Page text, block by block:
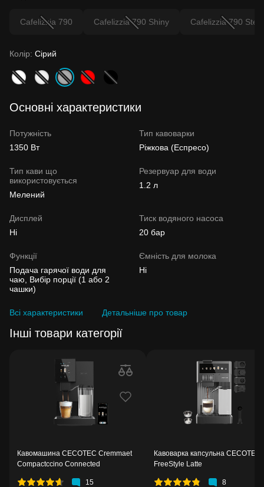
Cafelizzia 790 Cafelizzia 790 Shiny Cafelizzia 790 Steel
Колір: Сірий
Основні характеристики
Потужність
1350 Вт
Тип кавоварки
Ріжкова (Еспресо)
Тип кави що
використовується
Мелений
Резервуар для води
1.2 л
Дисплей
Ні
Тиск водяного насоса
20 бар
Функції
Подача гарячої води для
чаю, Вибір порції (1 або 2
чашки)
Ємність для молока
Ні
Всі характеристики Детальніше про товар
Інші товари категорії
Кавомашина CECOTEC Cremmaet
Compactccino Connected
15
Кавоварка капсульна CECOTEC
FreeStyle Latte
8